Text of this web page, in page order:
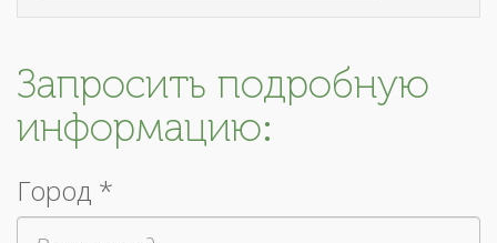
Запросить подробную
информацию:
Город *